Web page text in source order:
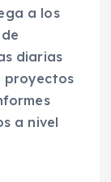
a los
diarias
proyectos
a nivel